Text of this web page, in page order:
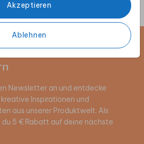
Akzeptieren
Ablehnen
und 5 €
Newsletter an und entdecke
Inspirationen und
aus unserer Produktwelt. Als
5 € Rabatt auf deine nächste